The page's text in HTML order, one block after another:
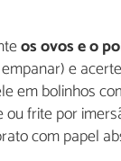
os ovos e o
e
em bolinhos
ou frite por
com papel